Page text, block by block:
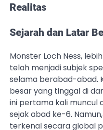
Realitas
Sejarah dan Latar
Monster Loch Ness,
telah menjadi subjek
selama berabad-abad.
besar yang tinggal di
ini pertama kali muncul
sejak abad ke-6.
terkenal secara global